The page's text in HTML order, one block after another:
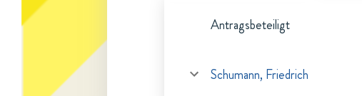
Antragsbeteiligt
Schumann, Friedrich